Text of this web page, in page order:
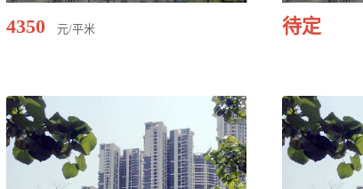
4350 元/平米 待定